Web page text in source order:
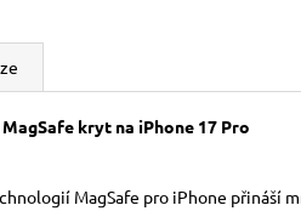
kryt na iPhone 17 Pro
MagSafe pro iPhone přináší